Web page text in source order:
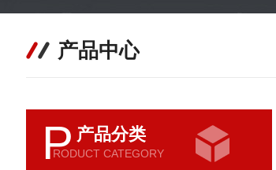
产品中心
P 产品分类
RODUCT CATEGORY